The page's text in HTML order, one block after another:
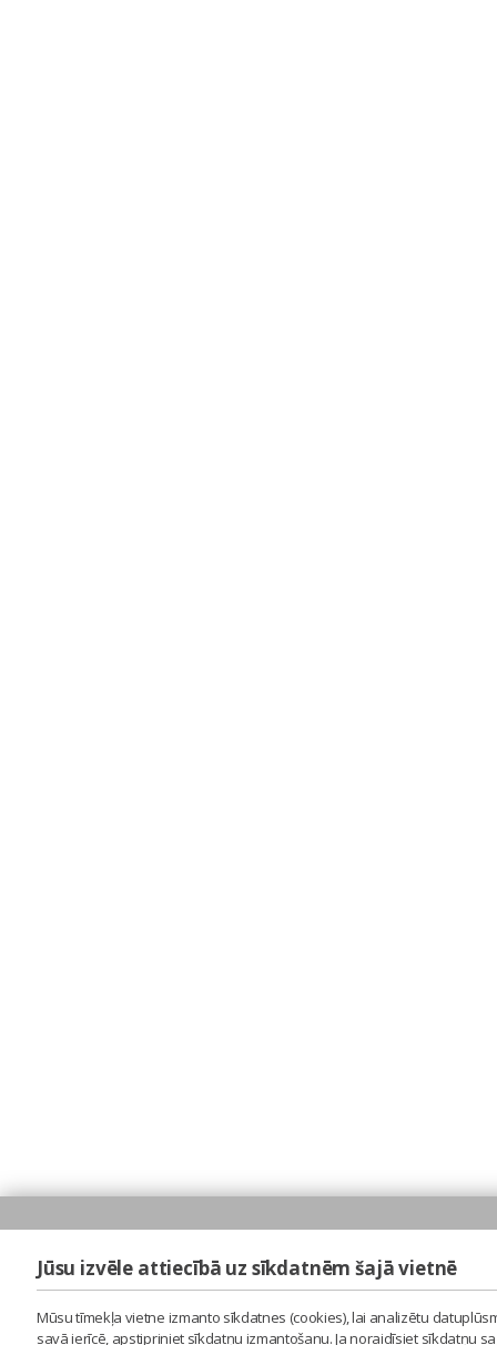
Jūsu izvēle attiecībā uz sīkdatnēm šajā vietnē
Mūsu tīmekļa vietne izmanto sīkdatnes (cookies), lai analizētu
savā ierīcē, apstipriniet sīkdatņu izmantošanu. Ja noraidīsiet sīkdatņu